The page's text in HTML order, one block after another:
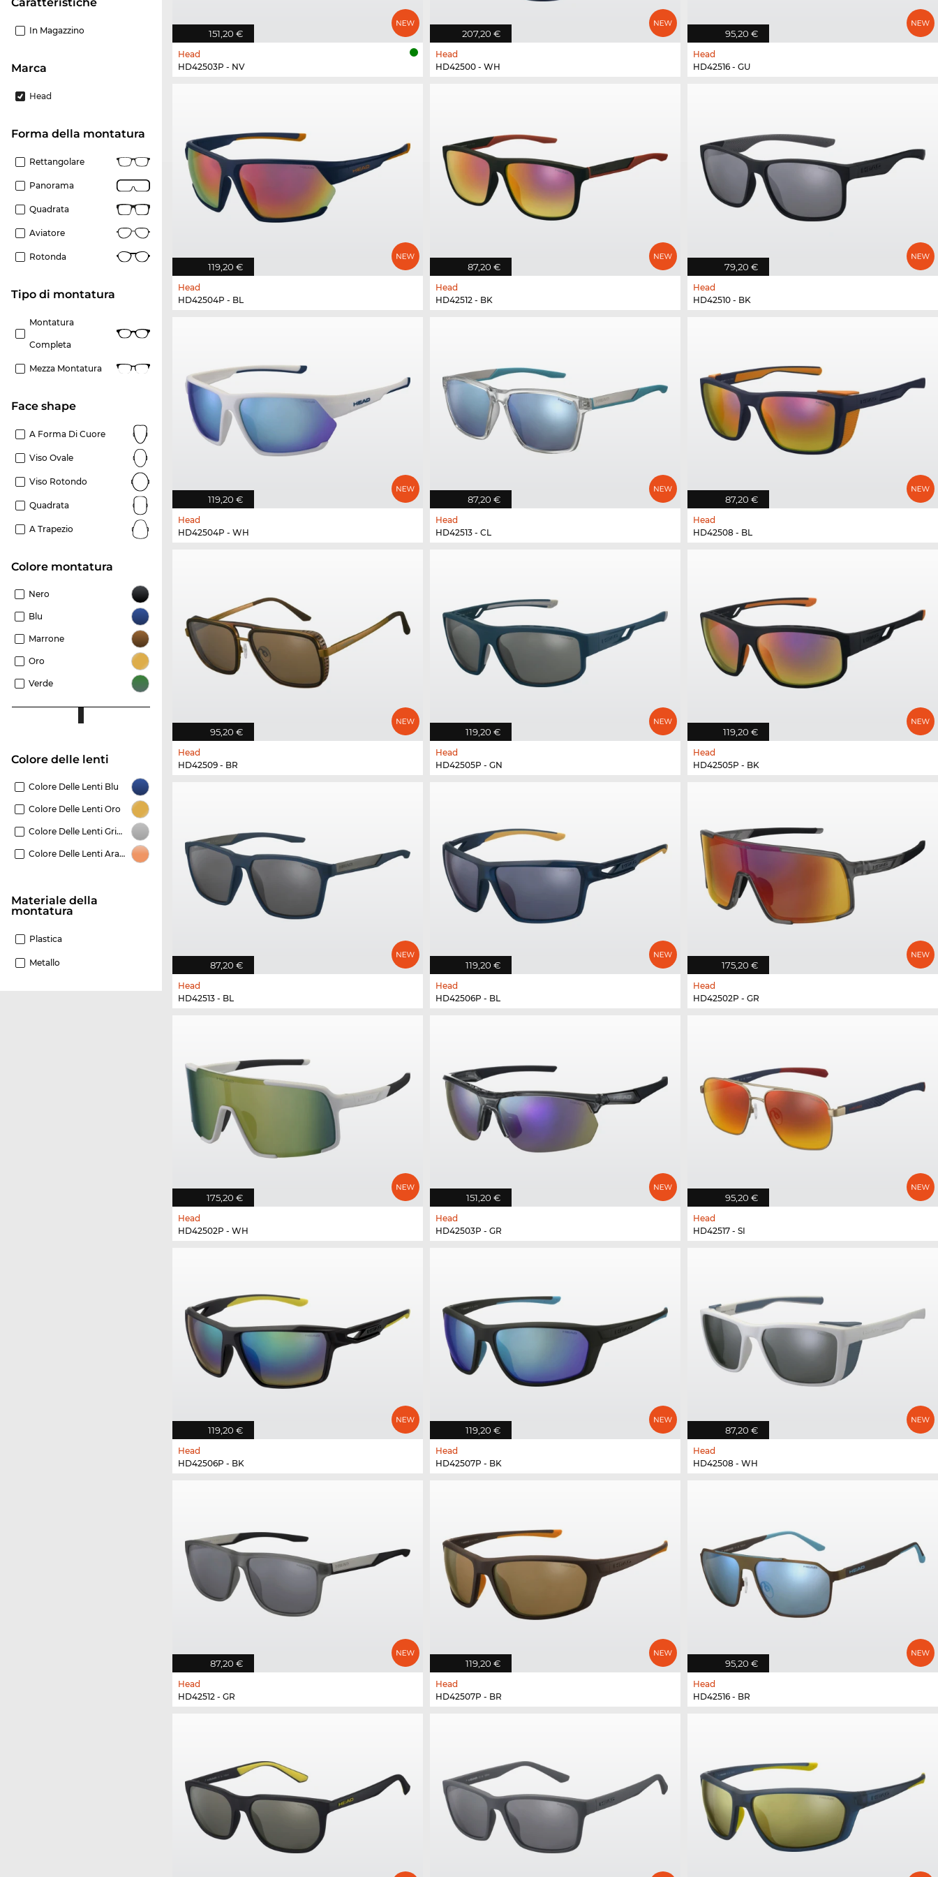
In Magazzino
Marca
Head
forma della montatura
Rettangolare
Panorama
Quadrata
Aviatore
Rotonda
Tipo di montatura
Montatura
Completa
Mezza Montatura
Face shape
A Forma Di Cuore
Viso Ovale
Viso Rotondo
Quadrata
A Trapezio
Colore montatura
Nero
Blu
Marrone
Oro
Verde
Colore delle lenti
Colore Delle Lenti Blu
Colore Delle Lenti Oro
Colore Delle Lenti Grigio
Colore Delle Lenti Arancione
Materiale della
montatura
Plastica
Metallo
151,20 €
Head
HD42503P - NV
207,20 €
Head
HD42500 - WH
95,20 €
Head
HD42516 - GU
119,20 €
Head
HD42504P - BL
87,20 €
Head
HD42512 - BK
79,20 €
Head
HD42510 - BK
119,20 €
Head
HD42504P - WH
87,20 €
Head
HD42513 - CL
87,20 €
Head
HD42508 - BL
95,20 €
Head
HD42509 - BR
119,20 €
Head
HD42505P - GN
119,20 €
Head
HD42505P - BK
87,20 €
Head
HD42513 - BL
119,20 €
Head
HD42506P - BL
175,20 €
Head
HD42502P - GR
175,20 €
Head
HD42502P - WH
151,20 €
Head
HD42503P - GR
95,20 €
Head
HD42517 - SI
119,20 €
Head
HD42506P - BK
119,20 €
Head
HD42507P - BK
87,20 €
Head
HD42508 - WH
87,20 €
Head
HD42512 - GR
119,20 €
Head
HD42507P - BR
95,20 €
Head
HD42516 - BR